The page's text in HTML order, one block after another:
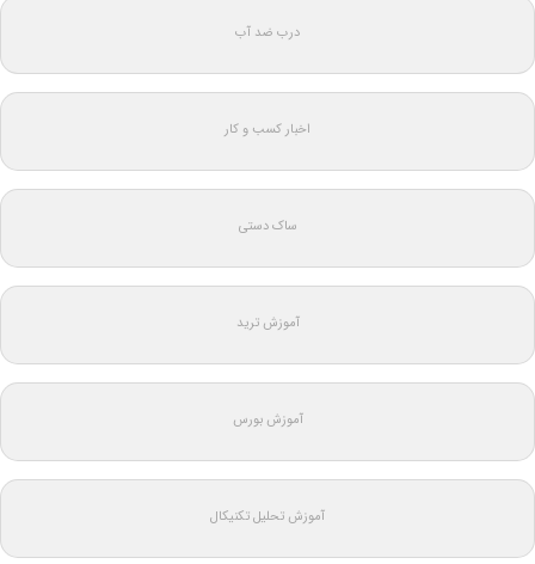
درب ضد آب
اخبار کسب و کار
ساک دستی
آموزش ترید
آموزش بورس
آموزش تحلیل تکنیکال